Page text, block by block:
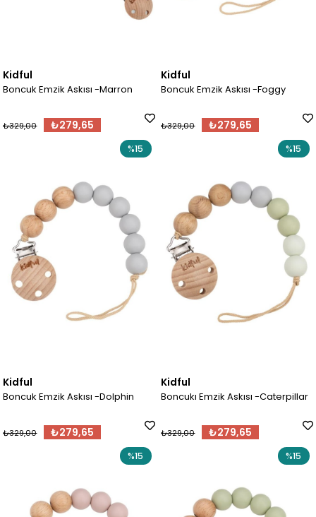
Kidful
Boncuk Emzik Askısı -Marron
₺279,65
₺329,00
Kidful
Boncuk Emzik Askısı -Foggy
₺279,65
₺329,00
Kidful
Boncuk Emzik Askısı -Dolphin
₺279,65
₺329,00
%15
Kidful
Boncukı Emzik Askısı -Caterpillar
₺279,65
₺329,00
%15
%15 %15